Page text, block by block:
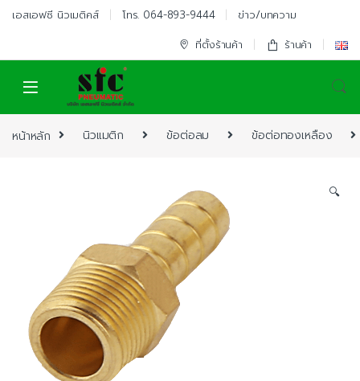
Skip to navigation
Skip to content
เอสเอฟซี นิวเมติคส์ โทร. 064-893-9444
ข่าว/บทความ
ที่ตั้งร้านค้า
ร้านค้า
หน้าหลัก นิวแมติก ข้อต่อลม ข้อต่อทองเหลือง
🔍